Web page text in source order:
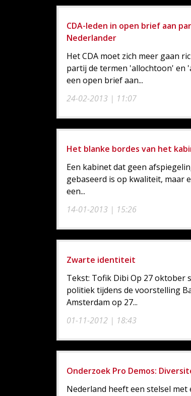
CDA-leden in open brief aan
Nederlander
24-02-2013 | 11:07
Het CDA moet zich meer gaan
partij de termen 'allochtoon' en
een open brief aan...
Het blanke bordes van het
14-01-2013 | 15:26
Een kabinet dat geen
gebaseerd is op kwaliteit, maar
een...
Zwarte identiteit
01-11-2012 | 18:43
Tekst: Tofik Dibi Op 27 oktober
politiek tijdens de voorstelling
Amsterdam op 27...
Onderzoek Pro Demos:
Nederland heeft een stelsel